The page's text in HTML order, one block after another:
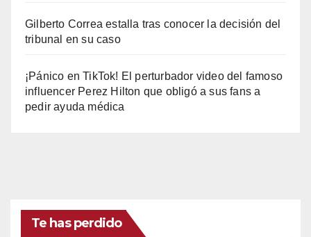
Gilberto Correa estalla tras conocer la decisión del
tribunal en su caso
¡Pánico en TikTok! El perturbador video del famoso
influencer Perez Hilton que obligó a sus fans a
pedir ayuda médica
Te has perdido